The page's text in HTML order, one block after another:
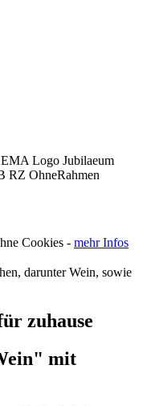
Cookies - mehr Infos
zuhause
mit